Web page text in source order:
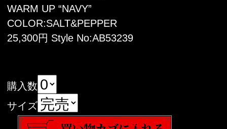
WARM UP “NAVY”
COLOR:SALT&PEPPER
25,300円 Style No:AB53239
購入数
サイズ